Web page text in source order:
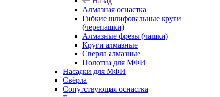
Алмазная оснастка
Гибкие шлифовальные круги
(черепашки)
Алмазные фрезы (чашки)
Круги алмазные
Сверла алмазные
Полотна для МФИ
Насадки для МФИ
Свёрла
Сопутствующая оснастка